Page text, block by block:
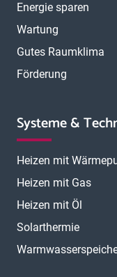
Energie sparen
Wartung
Gutes Raumklima
Förderung
Systeme &
Heizen mit
Heizen mit Gas
Heizen mit Öl
Solarthermie